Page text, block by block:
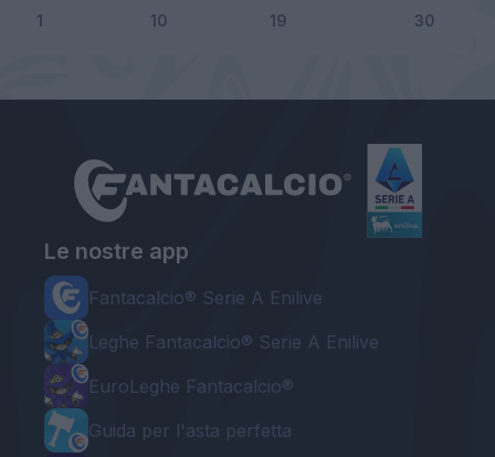
Le nostre app
Fantacalcio® Serie A Enilive
Leghe Fantacalcio® Serie A Enilive
EuroLeghe Fantacalcio®
Guida per l'asta perfetta